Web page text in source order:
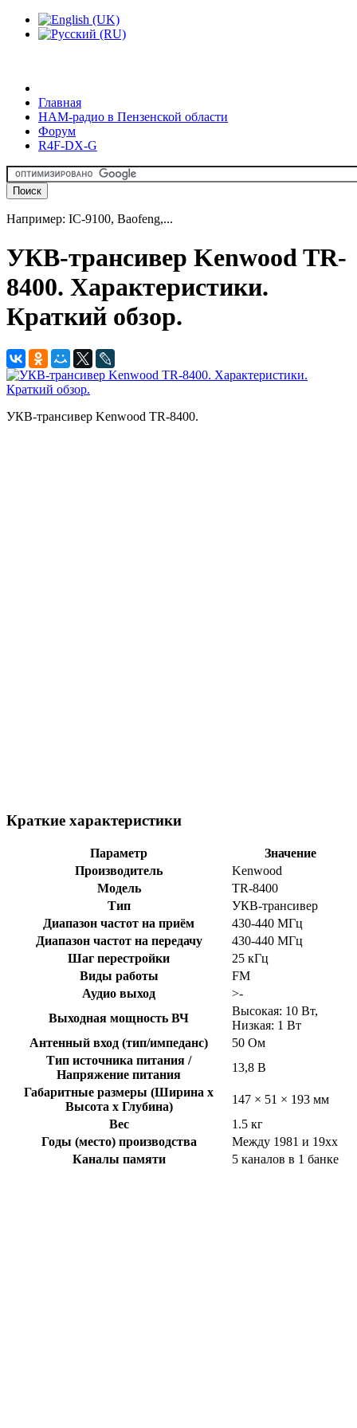
Главная
HAM-радио в Пензенской области
Форум
R4F-DX-G
Например: IC-9100, Baofeng,...
УКВ-трансивер Kenwood TR-
8400. Характеристики.
Краткий обзор.
УКВ-трансивер Kenwood TR-8400.
Краткие характеристики
Параметр
Значение
Производитель
Kenwood
Модель
TR-8400
Тип
УКВ-трансивер
Диапазон частот на приём
430-440 МГц
Диапазон частот на передачу
430-440 МГц
Шаг перестройки
25 кГц
Виды работы
FM
Аудио выход
>-
Выходная мощность ВЧ
Высокая: 10 Вт,
Низкая: 1 Вт
Антенный вход (тип/импеданс)
50 Ом
Тип источника питания /
Напряжение питания
13,8 В
Габаритные размеры (Ширина x
Высота x Глубина)
147 × 51 × 193 мм
Вес
1.5 кг
Годы (место) производства
Между 1981 и 19xx
Каналы памяти
5 каналов в 1 банке